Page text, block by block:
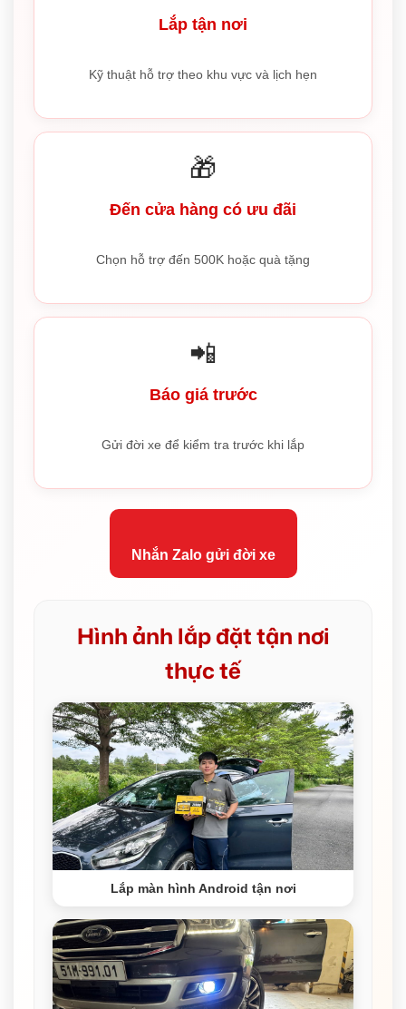
Lắp tận nơi
Kỹ thuật hỗ trợ theo khu vực và lịch hẹn
🎁
Đến cửa hàng có ưu đãi
Chọn hỗ trợ đến 500K hoặc quà tặng
📲
Báo giá trước
Gửi đời xe để kiểm tra trước khi lắp
Nhắn Zalo gửi đời xe
Hình ảnh lắp đặt tận nơi
thực tế
Lắp màn hình Android tận nơi